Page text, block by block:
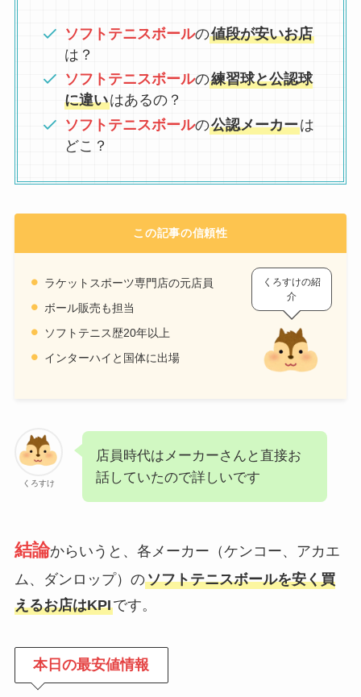
ソフトテニスボールの値段が安いお店
は？
ソフトテニスボールの練習球と公認球
に違いはあるの？
ソフトテニスボールの公認メーカーは
どこ？
この記事の信頼性
ラケットスポーツ専門店の元店員
ボール販売も担当
ソフトテニス歴20年以上
インターハイと国体に出場
くろすけの紹
介
くろすけ
店員時代はメーカーさんと直接お
話していたので詳しいです
結論からいうと、各メーカー（ケンコー、アカエ
ム、ダンロップ）のソフトテニスボールを安く買
えるお店はKPIです。
本日の最安値情報